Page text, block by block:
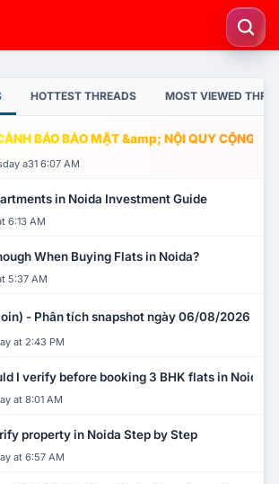
HOTTEST THREADS MOST VIEWED
BÁO BẢO MẬT &amp; NỘI QUY CỘNG
a31 6:07 AM
in Noida Investment Guide
6:13 AM
When Buying Flats in Noida?
5:37 AM
- Phân tích snapshot ngày 06/08/2026
at 2:43 PM
I verify before booking 3 BHK flats in Noida?
at 8:01 AM
property in Noida Step by Step
at 6:57 AM